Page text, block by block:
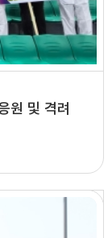
원 및 격려